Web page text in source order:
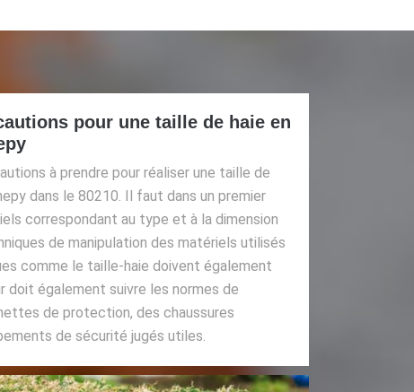
pour une taille de haie en
à prendre pour réaliser une taille de
dans le 80210. Il faut dans un premier
correspondant au type et à la dimension
de manipulation des matériels utilisés
comme le taille-haie doivent également
doit également suivre les normes de
de protection, des chaussures
de sécurité jugés utiles.